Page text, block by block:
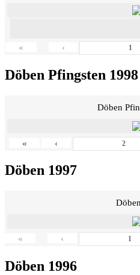
« ‹
Döben Pfingsten 1998
Döben
« ‹
Döben 1997
« ‹
Döben 1996